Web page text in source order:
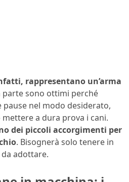
rappresentano un’arma
parte sono ottimi perché
nel modo desiderato,
mettere a dura prova i cani.
dei piccoli accorgimenti per
. Bisognerà solo tenere in
adottare.